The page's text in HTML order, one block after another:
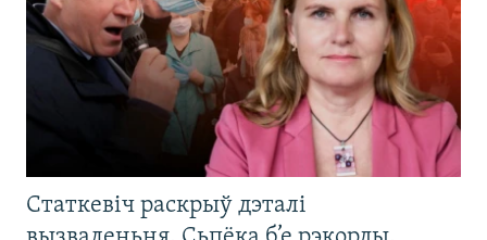
Статкевіч раскрыў дэталі